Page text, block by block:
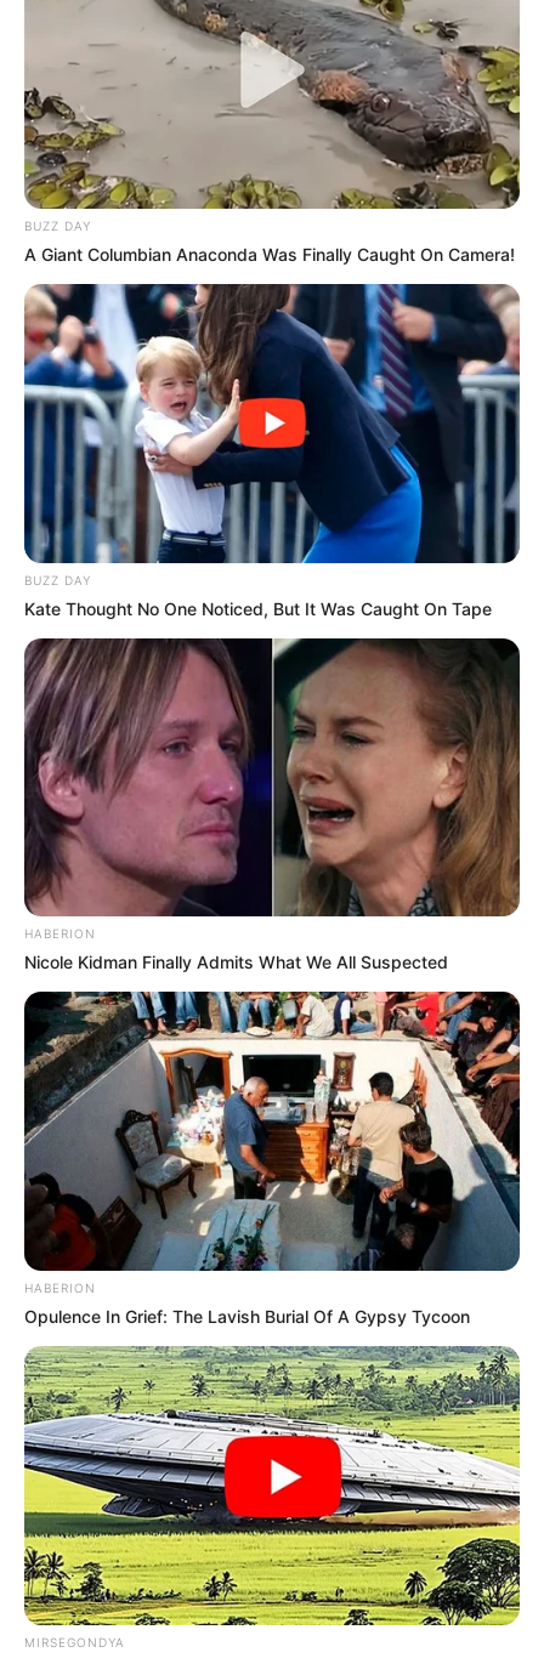
BUZZ DAY
A Giant Columbian Anaconda Was Finally Caught On Camera!
BUZZ DAY
Kate Thought No One Noticed, But It Was Caught On Tape
HABERION
Nicole Kidman Finally Admits What We All Suspected
HABERION
Opulence In Grief: The Lavish Burial Of A Gypsy Tycoon
MIRSEGONDYA